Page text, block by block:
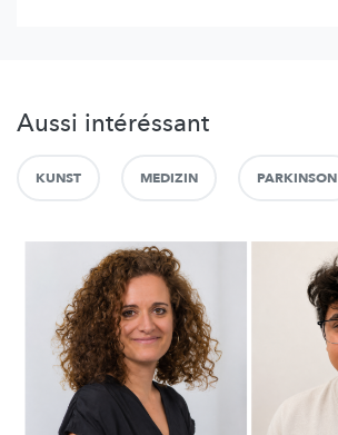
Aussi intéréssant
KUNST MEDIZIN PARKINSON